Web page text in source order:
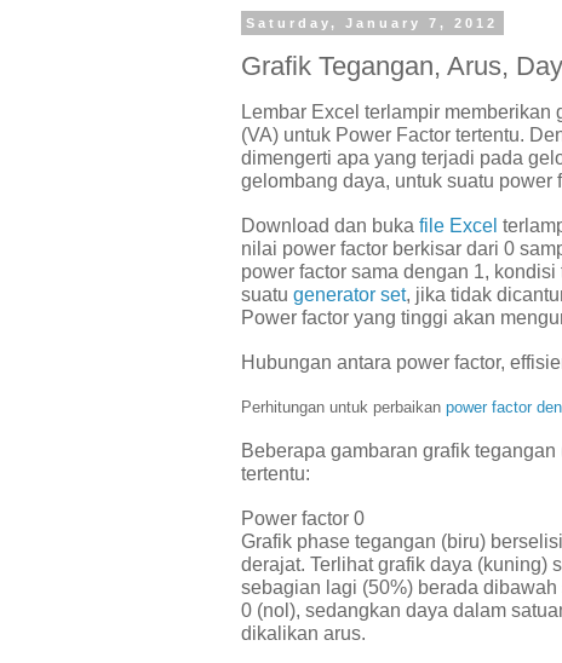
Saturday, January 7, 2012
Grafik Tegangan, Arus,
Lembar Excel terlampir memberikan
(VA) untuk Power Factor tertentu.
dimengerti apa yang terjadi pada
gelombang daya, untuk suatu power
Download dan buka file Excel
nilai power factor berkisar dari 0
power factor sama dengan 1,
suatu generator set, jika tidak
Power factor yang tinggi akan
Hubungan antara power factor,
Perhitungan untuk perbaikan power factor
Beberapa gambaran grafik
tertentu:
Power factor 0
Grafik phase tegangan (biru)
derajat. Terlihat grafik daya (kuning)
sebagian lagi (50%) berada
0 (nol), sedangkan daya dalam
dikalikan arus.